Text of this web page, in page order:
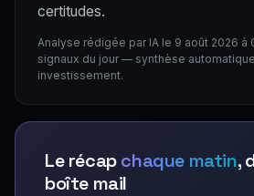
certitudes.
Analyse rédigée par IA le 9 août 2026 à
signaux du jour — synthèse
investissement.
Le récapchaque matin,
boîte mail